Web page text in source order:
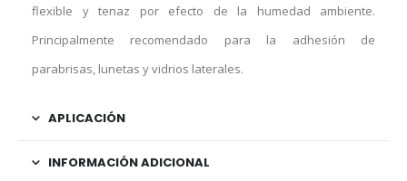
flexible y tenaz por efecto de la humedad ambiente.
Principalmente recomendado para la adhesión de
parabrisas, lunetas y vidrios laterales.
APLICACIÓN
INFORMACIÓN ADICIONAL